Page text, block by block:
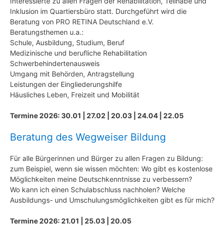
Inklusion im Quartiersbüro statt. Durchgeführt wird die
Beratung von PRO RETINA Deutschland e.V.
Beratungsthemen u.a.:
Schule, Ausbildung, Studium, Beruf
Medizinische und berufliche Rehabilitation
Schwerbehindertenausweis
Umgang mit Behörden, Antragstellung
Leistungen der Eingliederungshilfe
Häusliches Leben, Freizeit und Mobilität
Termine 2026: 30.01 | 27.02 | 20.03 | 24.04 | 22.05
Beratung des Wegweiser Bildung
Für alle Bürgerinnen und Bürger zu allen Fragen zu Bildung:
zum Beispiel, wenn sie wissen möchten: Wo gibt es kostenlose
Möglichkeiten meine Deutschkenntnisse zu verbessern?
Wo kann ich einen Schulabschluss nachholen? Welche
Ausbildungs- und Umschulungsmöglichkeiten gibt es für mich?
Termine 2026: 21.01 | 25.03 | 20.05